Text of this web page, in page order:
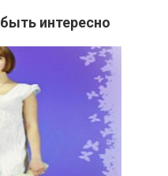
интересно